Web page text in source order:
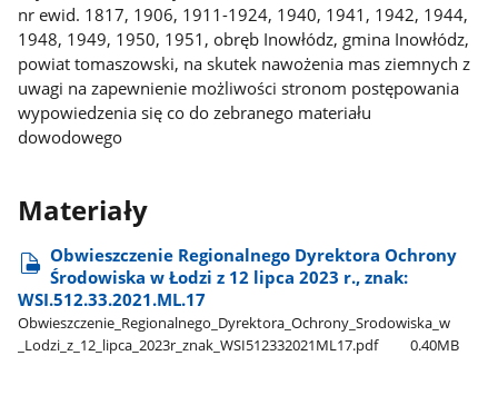
nr ewid. 1817, 1906, 1911-1924, 1940, 1941, 1942, 1944,
1948, 1949, 1950, 1951, obręb Inowłódz, gmina Inowłódz,
powiat tomaszowski, na skutek nawożenia mas ziemnych z
uwagi na zapewnienie możliwości stronom postępowania
wypowiedzenia się co do zebranego materiału
dowodowego
Materiały
Obwieszczenie Regionalnego Dyrektora Ochrony
Środowiska w Łodzi z 12 lipca 2023 r., znak:
WSI.512.33.2021.ML.17
Obwieszczenie​_Regionalnego​_Dyrektora​_Ochrony​_Srodowiska​_w​
_Lodzi​_z​_12​_lipca​_2023r​_znak​_WSI512332021ML17.pdf
0.40MB